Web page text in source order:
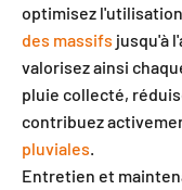
optimisez
des massifs jusqu'à
valorisez ainsi
pluie collecté,
contribuez
pluviales.
Entretien et